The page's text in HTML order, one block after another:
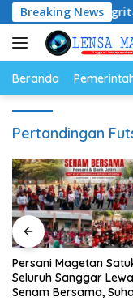
Langsung
ke
konten
Breaking News
Berintegritas dan
Beranda
Pertandingan
Persani Magetan
Seluruh Sanggar
Senam Bersama,